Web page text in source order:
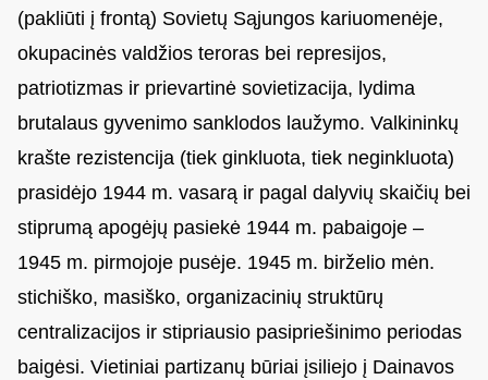
(pakliūti į frontą) Sovietų Sąjungos kariuomenėje,
okupacinės valdžios teroras bei represijos,
patriotizmas ir prievartinė sovietizacija, lydima
brutalaus gyvenimo sanklodos laužymo. Valkininkų
krašte rezistencija (tiek ginkluota, tiek neginkluota)
prasidėjo 1944 m. vasarą ir pagal dalyvių skaičių bei
stiprumą apogėjų pasiekė 1944 m. pabaigoje –
1945 m. pirmojoje pusėje. 1945 m. birželio mėn.
stichiško, masiško, organizacinių struktūrų
centralizacijos ir stipriausio pasipriešinimo periodas
baigėsi. Vietiniai partizanų būriai įsiliejo į Dainavos